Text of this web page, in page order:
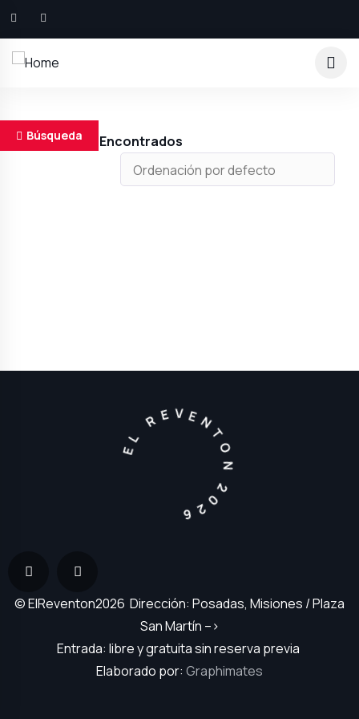
Búsqueda
Resultados Encontrados
EL REVENTON 2026
© ElReventon2026 Dirección: Posadas, Misiones / Plaza
San Martín –>
Entrada: libre y gratuita sin reserva previa
Elaborado por: Graphimates